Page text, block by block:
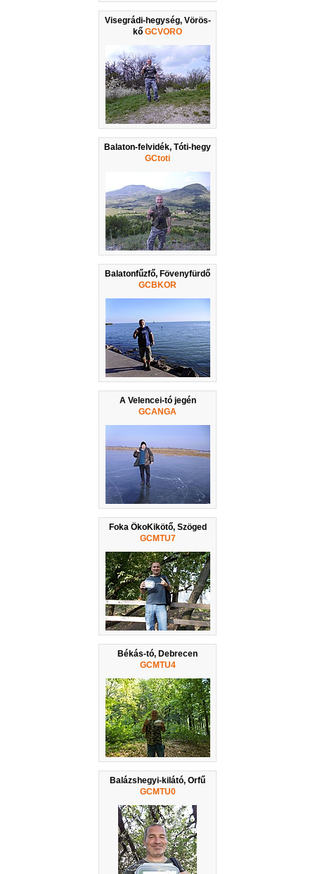
Visegrádi-hegység, Vörös-
kő GCVORO
Balaton-felvidék, Tóti-hegy
GCtoti
Balatonfűzfő, Fövenyfürdő
GCBKOR
A Velencei-tó jegén
GCANGA
Foka ÖkoKikötő, Szöged
GCMTU7
Békás-tó, Debrecen
GCMTU4
Balázshegyi-kilátó, Orfű
GCMTU0